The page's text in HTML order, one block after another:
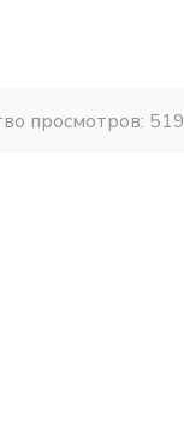
просмотров: 519